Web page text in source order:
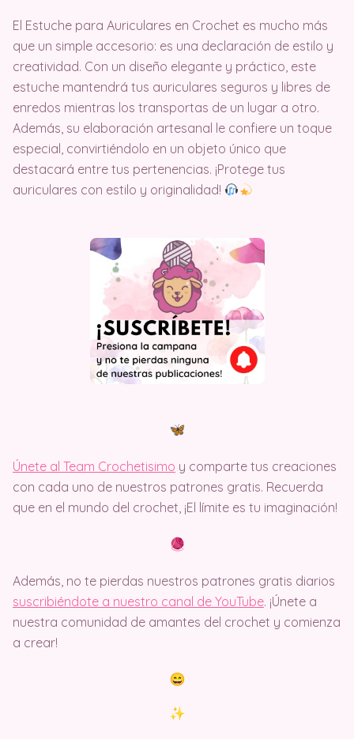
El Estuche para Auriculares en Crochet es mucho más
que un simple accesorio: es una declaración de estilo y
creatividad. Con un diseño elegante y práctico, este
estuche mantendrá tus auriculares seguros y libres de
enredos mientras los transportas de un lugar a otro.
Además, su elaboración artesanal le confiere un toque
especial, convirtiéndolo en un objeto único que
destacará entre tus pertenencias. ¡Protege tus
auriculares con estilo y originalidad!
Únete al Team Crochetisimo y comparte tus creaciones
con cada uno de nuestros patrones gratis. Recuerda
que en el mundo del crochet, ¡El límite es tu imaginación!
Además, no te pierdas nuestros patrones gratis diarios
suscribiéndote a nuestro canal de YouTube. ¡Únete a
nuestra comunidad de amantes del crochet y comienza
a crear!